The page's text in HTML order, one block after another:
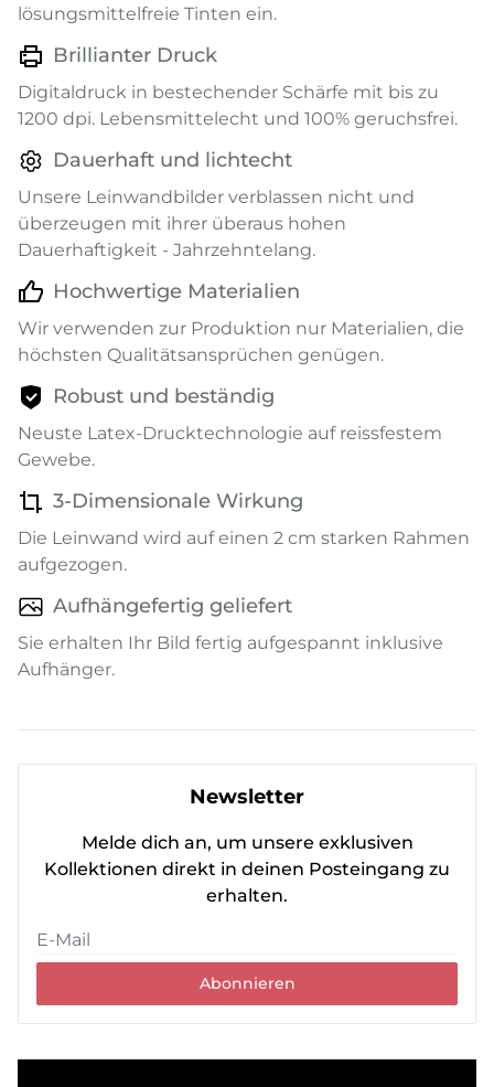
lösungsmittelfreie Tinten ein.
Brillianter Druck
Digitaldruck in bestechender Schärfe mit bis zu
1200 dpi. Lebensmittelecht und 100% geruchsfrei.
Dauerhaft und lichtecht
Unsere Leinwandbilder verblassen nicht und
überzeugen mit ihrer überaus hohen
Dauerhaftigkeit - Jahrzehntelang.
Hochwertige Materialien
Wir verwenden zur Produktion nur Materialien, die
höchsten Qualitätsansprüchen genügen.
Robust und beständig
Neuste Latex-Drucktechnologie auf reissfestem
Gewebe.
3-Dimensionale Wirkung
Die Leinwand wird auf einen 2 cm starken Rahmen
aufgezogen.
Aufhängefertig geliefert
Sie erhalten Ihr Bild fertig aufgespannt inklusive
Aufhänger.
Newsletter
Melde dich an, um unsere exklusiven
Kollektionen direkt in deinen Posteingang zu
erhalten.
Abonnieren